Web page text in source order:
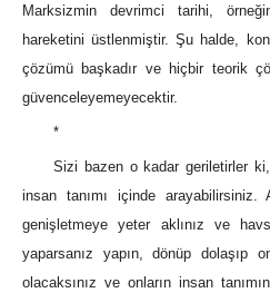
Marksizmin devrimci tarihi,
hareketini üstlenmiştir. Şu halde,
çözümü başkadır ve hiçbir teorik
güvenceleyemeyecektir.
*
Sizi bazen o kadar geriletirler ki,
insan tanımı içinde arayabilirsiniz.
genişletmeye yeter aklınız ve
yaparsanız yapın, dönüp dolaşıp
olacaksınız ve onların insan